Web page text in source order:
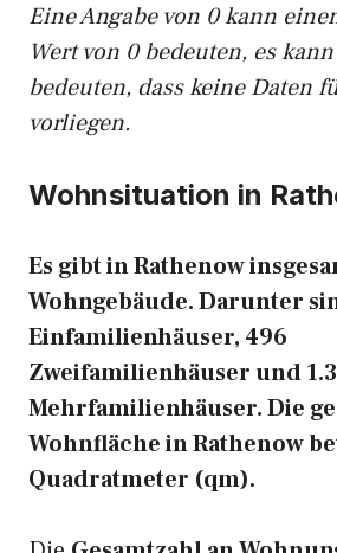
Eine Angabe von 0 kann
Wert von 0 bedeuten, es
bedeuten, dass keine Daten
vorliegen.
Wohnsituation in
Es gibt in Rathenow
Wohngebäude. Darunter
Einfamilienhäuser, 496
Zweifamilienhäuser und
Mehrfamilienhäuser. Die
Wohnfläche in Rathenow
Quadratmeter (qm).